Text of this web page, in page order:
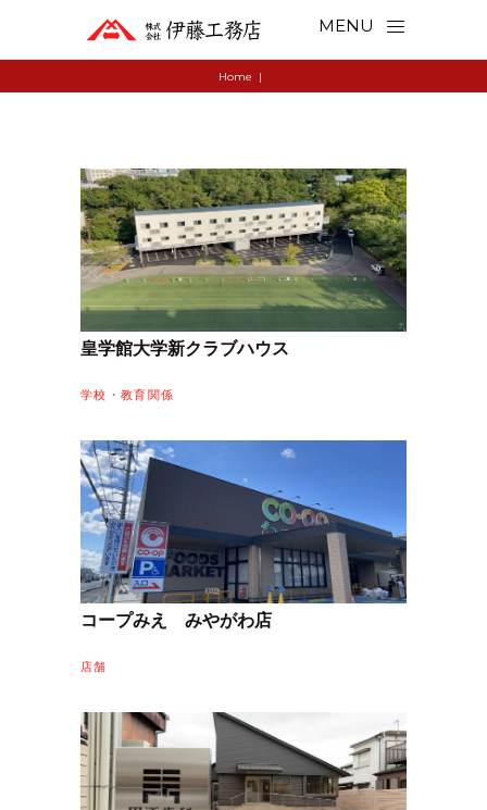
MENU
Home |
皇学館大学新クラブハウス
学校・教育関係
コープみえ みやがわ店
店舗